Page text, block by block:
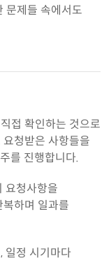
문제들 속에서도
접 확인하는 것으로
청받은 사항들을
를 진행합니다.
요청사항을
하며 일과를
일정 시기마다